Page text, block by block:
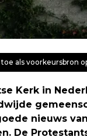
als voorkeursbron
Kerk in
nieuws
De